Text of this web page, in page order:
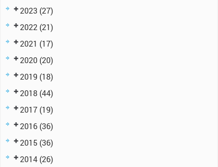
2023 (27)
2022 (21)
2021 (17)
2020 (20)
2019 (18)
2018 (44)
2017 (19)
2016 (36)
2015 (36)
2014 (26)